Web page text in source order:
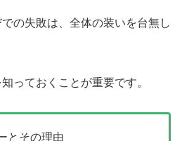
の失敗は、全体の装いを台無し
っておくことが重要です。
とその理由